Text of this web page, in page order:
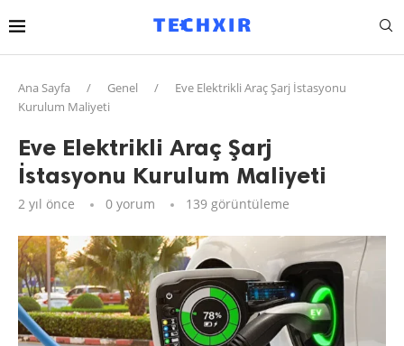
Ana Sayfa / Genel /
Eve Elektrikli Araç Şarj İstasyonu
Kurulum Maliyeti
Eve Elektrikli Araç Şarj
İstasyonu Kurulum Maliyeti
2 yıl önce 0 yorum 139 görüntüleme